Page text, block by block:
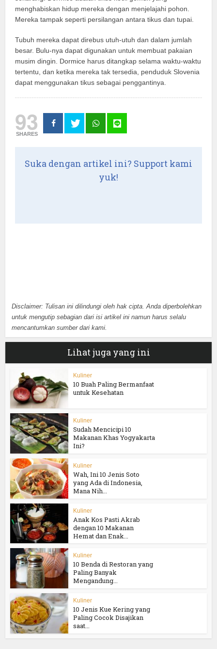
menghabiskan hidup mereka dengan menjelajahi pohon.
Mereka tampak seperti persilangan antara tikus dan tupai.
Tubuh mereka dapat direbus utuh-utuh dan dalam jumlah
besar. Bulu-nya dapat digunakan untuk membuat pakaian
musim dingin. Dormice harus ditangkap selama waktu-waktu
tertentu, dan ketika mereka tak tersedia, penduduk Slovenia
dapat menggunakan tikus sebagai penggantinya.
93
SHARES
Suka dengan artikel ini? Support kami
yuk!
Disclaimer: Tulisan ini dilindungi oleh hak cipta. Anda diperbolehkan
untuk mengutip sebagian dari isi artikel ini namun harus selalu
mencantumkan sumber dari kami.
Lihat juga yang ini
Kuliner
10 Buah Paling Bermanfaat
untuk Kesehatan
Kuliner
Sudah Mencicipi 10
Makanan Khas Yogyakarta
Ini?
Kuliner
Wah, Ini 10 Jenis Soto
yang Ada di Indonesia,
Mana Nih...
Kuliner
Anak Kos Pasti Akrab
dengan 10 Makanan
Hemat dan Enak...
Kuliner
10 Benda di Restoran yang
Paling Banyak
Mengandung...
Kuliner
10 Jenis Kue Kering yang
Paling Cocok Disajikan
saat...